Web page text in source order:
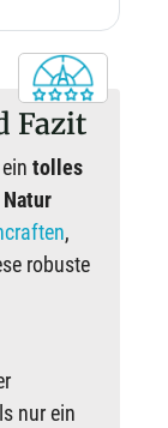
Fazit
tolles
,
robuste
nur ein